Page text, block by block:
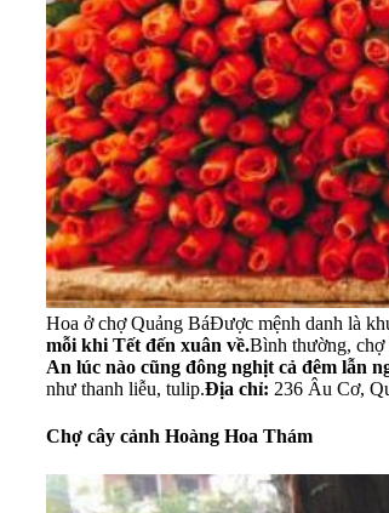
Hoa ở chợ Quảng BáĐược mệnh danh là
mỗi khi Tết đến xuân về.Bình thường, chợ
An lúc nào cũng đông nghịt cả đêm lẫn
như thanh liễu, tulip.Địa chỉ: 236 Âu Cơ,
Chợ cây cảnh Hoàng Hoa Thám